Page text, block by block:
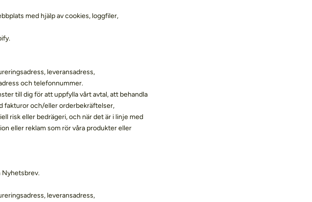
med hjälp av cookies, loggfiler,
leveransadress,
och telefonnummer.
till dig för att uppfylla vårt avtal, att behandla
fakturor och/eller orderbekräftelser,
risk eller bedrägeri, och när det är i linje med
eller reklam som rör våra produkter eller
Nyhetsbrev.
leveransadress,